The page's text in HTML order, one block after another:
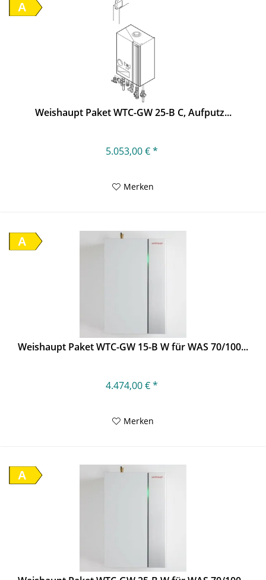
A
Weishaupt Paket WTC-GW 25-B C, Aufputz...
5.053,00 € *
Merken
A
Weishaupt Paket WTC-GW 15-B W für WAS 70/100...
4.474,00 € *
Merken
A